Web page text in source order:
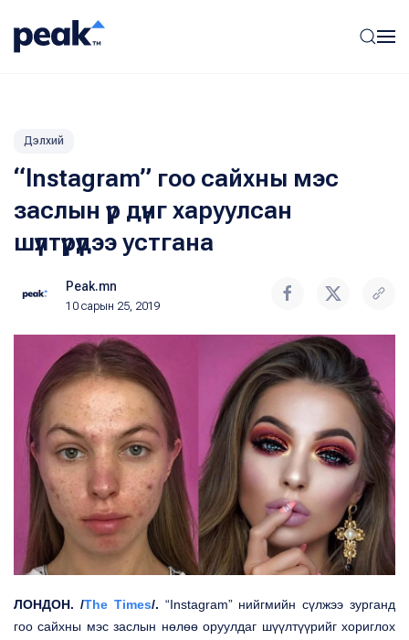
Дэлхий
“Instagram” гоо сайхны мэс
заслын үр дүнг харуулсан
шүүлтүүрүүдээ устгана
Peak.mn
10 сарын 25, 2019
ЛОНДОН. /The Times/. “Instagram” нийгмийн сүлжээ зурганд
гоо сайхны мэс заслын нөлөө оруулдаг шүүлтүүрийг хориглох